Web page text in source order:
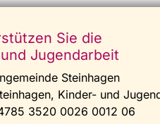
Sie die
Jugendarbeit
Steinhagen
Kinder- und
3520 0026 0012 06